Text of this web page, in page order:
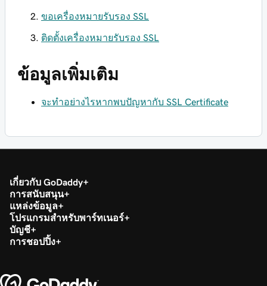
ขอเครื่องหมายรับรอง SSL
ติดตั้งเครื่องหมายรับรอง SSL
ข้อมูลเพิ่มเติม
จะทำอย่างไรหากพบปัญหากับ SSL Certificate
เกี่ยวกับ GoDaddy
การสนับสนุน
แหล่งข้อมูล
โปรแกรมสำหรับพาร์ทเนอร์
บัญชี
การชอปปิ้ง